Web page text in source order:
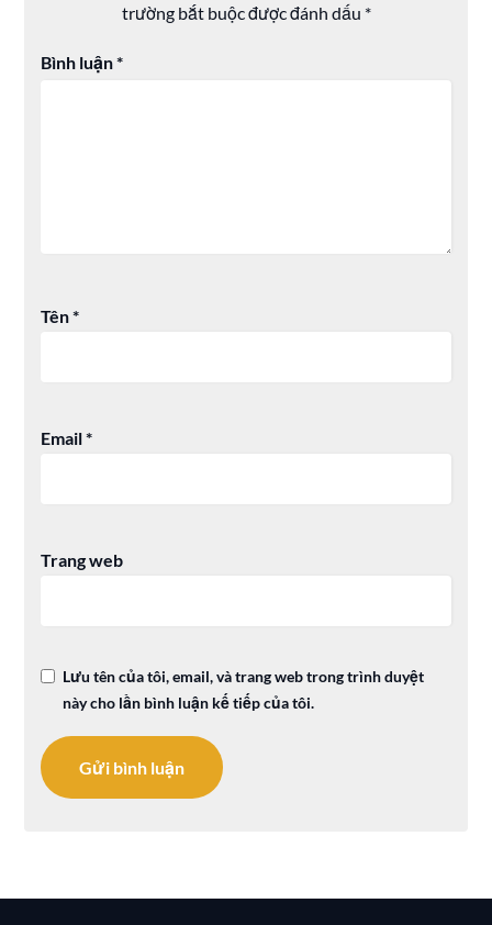
trường bắt buộc được đánh dấu *
Bình luận*
Tên*
Email*
Trang web
Lưu tên của tôi, email, và trang web trong trình duyệt
này cho lần bình luận kế tiếp của tôi.